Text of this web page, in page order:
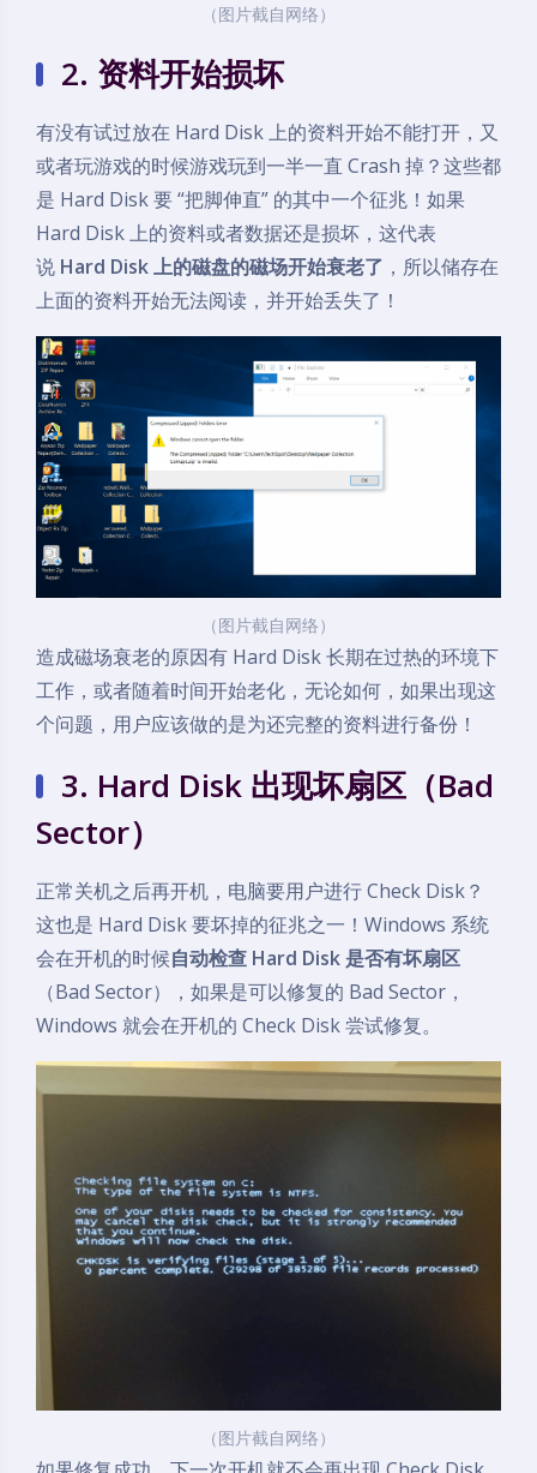
（图片截自网络）
2. 资料开始损坏
有没有试过放在 Hard Disk 上的资料开始不能打开，又
或者玩游戏的时候游戏玩到一半一直 Crash 掉？这些都
是 Hard Disk 要 “把脚伸直” 的其中一个征兆！如果
Hard Disk 上的资料或者数据还是损坏，这代表
说 Hard Disk 上的磁盘的磁场开始衰老了 ，所以储存在
上面的资料开始无法阅读，并开始丢失了！
（图片截自网络）
造成磁场衰老的原因有 Hard Disk 长期在过热的环境下
工作，或者随着时间开始老化，无论如何，如果出现这
个问题，用户应该做的是为还完整的资料进行备份！
3. Hard Disk 出现坏扇区（Bad
Sector）
正常关机之后再开机，电脑要用户进行 Check Disk？
这也是 Hard Disk 要坏掉的征兆之一！Windows 系统
会在开机的时候自动检查 Hard Disk 是否有坏扇区
（Bad Sector），如果是可以修复的 Bad Sector，
Windows 就会在开机的 Check Disk 尝试修复。
（图片截自网络）